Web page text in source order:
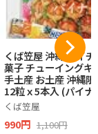
くば笠屋 沖縄 ハイ
菓子 チューイングキ
手土産 お土産 沖縄
12粒ｘ5本入 (パイナ
くば笠屋
990円 1,100円